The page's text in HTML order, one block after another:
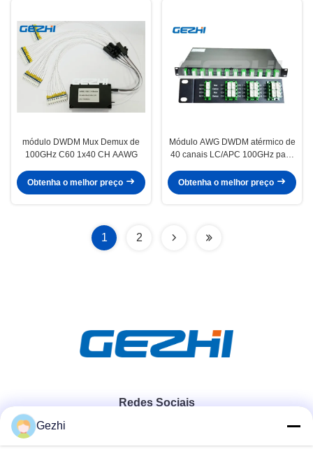
módulo DWDM Mux Demux de
100GHz C60 1x40 CH AAWG
Obtenha o melhor preço
Módulo AWG DWDM atérmico de
40 canais LC/APC 100GHz para
Obtenha o melhor preço
1 2
Redes Sociais
Gezhi